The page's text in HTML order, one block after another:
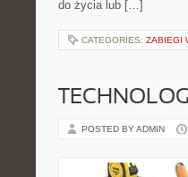
do życia lub […]
CATEGORIES: ZABIEGI
POSTED BY ADMIN